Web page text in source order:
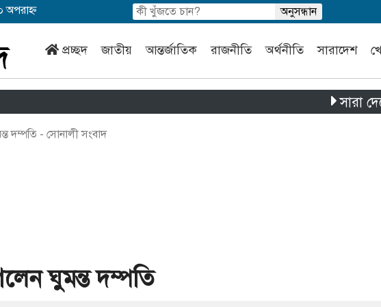
প্রচ্ছদ জাতীয় আন্তর্জাতিক রাজনীতি অর্থনীতি সারাদেশ
সারা দেশে
দম্পতি - সোনালী সংবাদ
ঘুমন্ত দম্পতি